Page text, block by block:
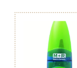
merken